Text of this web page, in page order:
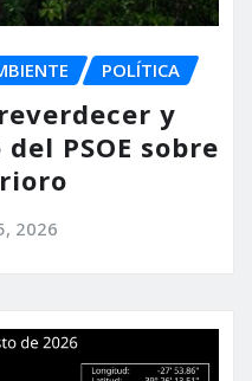
POLÍTICA
y
PSOE sobre
2026